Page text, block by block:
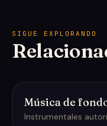
SIGUE EXPLORANDO
Música de
Instrumentales